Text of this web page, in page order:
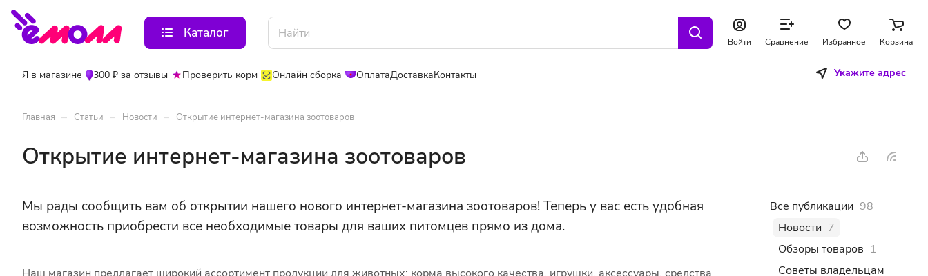
Каталог
Войти Сравнение Избранное Корзина
Я в магазине 300 ₽ за отзывы Проверить корм Онлайн сборка ОплатаДоставкаКонтакты Укажите адрес
Главная – Статьи – Новости – Открытие интернет-магазина зоотоваров
Открытие интернет-магазина зоотоваров
Мы рады сообщить вам об открытии нашего нового интернет-магазина зоотоваров! Теперь у вас есть удобная
возможность приобрести все необходимые товары для ваших питомцев прямо из дома.
Все публикации 98
Новости 7
Обзоры товаров 1
Советы владельцам